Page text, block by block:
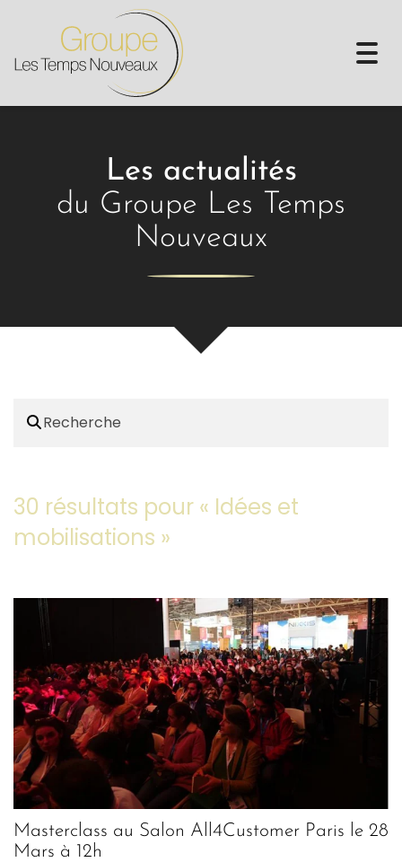
Les actualités
du Groupe Les Temps
Nouveaux
30 résultats pour « Idées et
mobilisations »
Masterclass au Salon All4Customer Paris le 28
Mars à 12h